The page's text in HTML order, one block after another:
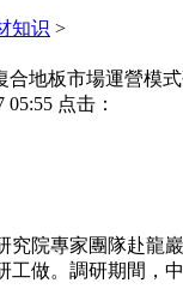
知识 >
合地板市場運營模
点击：
院專家團隊赴龍巖
工做。調研期間，